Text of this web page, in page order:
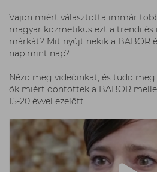
Vajon miért választotta immár
magyar kozmetikus ezt a trendi
márkát? Mit nyújt nekik a BABOR
nap mint nap?
Nézd meg videóinkat, és tudd
ők miért döntöttek a BABOR
15-20 évvel ezelőtt.